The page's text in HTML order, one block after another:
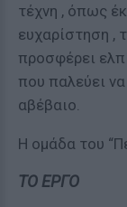
τέχνη , όπως
ευχαρίστηση ,
προσφέρει
που παλεύει
αβέβαιο.
Η ομάδα του
ΤΟ ΕΡΓΟ